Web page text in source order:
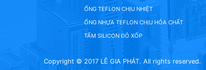
ỐNG TEFLON CHỊU NHIỆT
ỐNG NHỰA TEFLON CHỊU HÓA CHẤT
TẤM SILICON ĐỎ XỐP
Copyright © 2017 LÊ GIA PHÁT. All rights reserved.